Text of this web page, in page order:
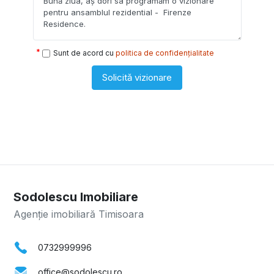
Sunt de acord cu politica de confidențialitate
Solicită vizionare
Sodolescu Imobiliare
Agenție imobiliară Timisoara
0732999996
office@sodolescu.ro